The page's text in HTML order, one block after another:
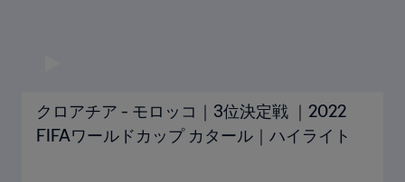
クロアチア - モロッコ｜3位決定戦 ｜2022
FIFAワールドカップ カタール｜ハイライト